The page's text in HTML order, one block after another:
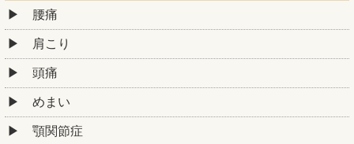
腰痛
肩こり
頭痛
めまい
顎関節症